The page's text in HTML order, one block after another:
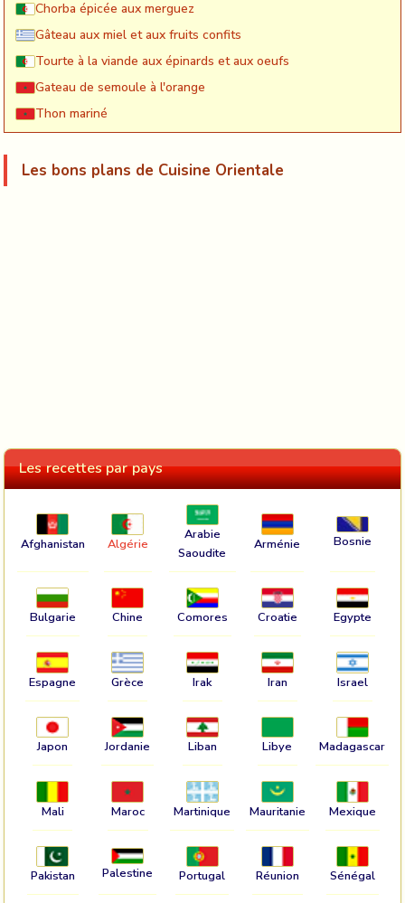
Chorba épicée aux merguez
Gâteau aux miel et aux fruits confits
Tourte à la viande aux épinards et aux oeufs
Gateau de semoule à l'orange
Thon mariné
Les bons plans de Cuisine Orientale
Les recettes par pays
Afghanistan Algérie
Arabie
Saoudite
Arménie Bosnie
Bulgarie Chine Comores Croatie Egypte
Espagne Grèce Irak Iran Israel
Japon Jordanie Liban Libye Madagascar
Mali Maroc Martinique Mauritanie Mexique
Pakistan Palestine Portugal Réunion Sénégal